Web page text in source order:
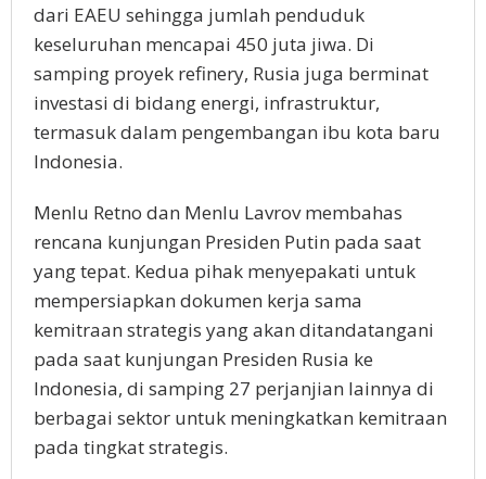
dari EAEU sehingga jumlah penduduk
keseluruhan mencapai 450 juta jiwa. Di
samping proyek refinery, Rusia juga berminat
investasi di bidang energi, infrastruktur,
termasuk dalam pengembangan ibu kota baru
Indonesia.
Menlu Retno dan Menlu Lavrov membahas
rencana kunjungan Presiden Putin pada saat
yang tepat. Kedua pihak menyepakati untuk
mempersiapkan dokumen kerja sama
kemitraan strategis yang akan ditandatangani
pada saat kunjungan Presiden Rusia ke
Indonesia, di samping 27 perjanjian lainnya di
berbagai sektor untuk meningkatkan kemitraan
pada tingkat strategis.